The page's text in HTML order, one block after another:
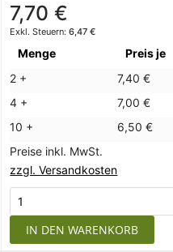
7,70 €
6,47 €
Menge
Preis je
2 +
7,40 €
4 +
7,00 €
10 +
6,50 €
Preise inkl. MwSt.
zzgl. Versandkosten
IN DEN WARENKORB